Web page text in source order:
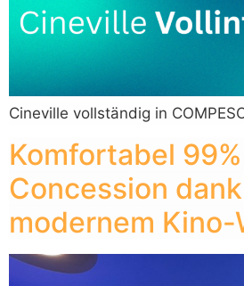
Cineville vollständig in
Komfortabel
Concession dank
modernem Kino-